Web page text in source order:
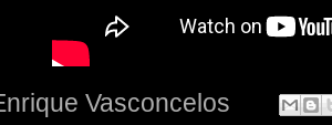
Vasconcelos